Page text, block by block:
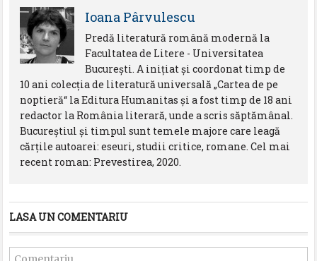
Ioana Pârvulescu
Predă literatură română modernă la
Facultatea de Litere - Universitatea
Bucureşti. A iniţiat şi coordonat timp de
10 ani colecţia de literatură universală „Cartea de pe
noptieră“ la Editura Humanitas şi a fost timp de 18 ani
redactor la România literară, unde a scris săptămânal.
Bucureştiul şi timpul sunt temele majore care leagă
cărţile autoarei: eseuri, studii critice, romane. Cel mai
recent roman: Prevestirea, 2020.
LASA UN COMENTARIU